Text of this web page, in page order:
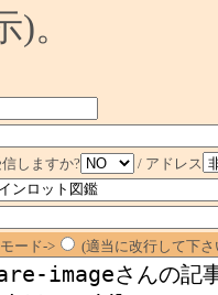
)。
しますか?
/ アドレス
ード-> (適当に改行して下